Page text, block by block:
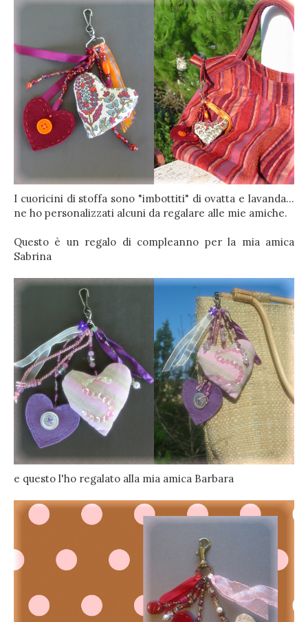
I cuoricini di stoffa sono "imbottiti" di ovatta e lavanda...
ne ho personalizzati alcuni da regalare alle mie amiche.
Questo è un regalo di compleanno per la mia amica
Sabrina
e questo l'ho regalato alla mia amica Barbara